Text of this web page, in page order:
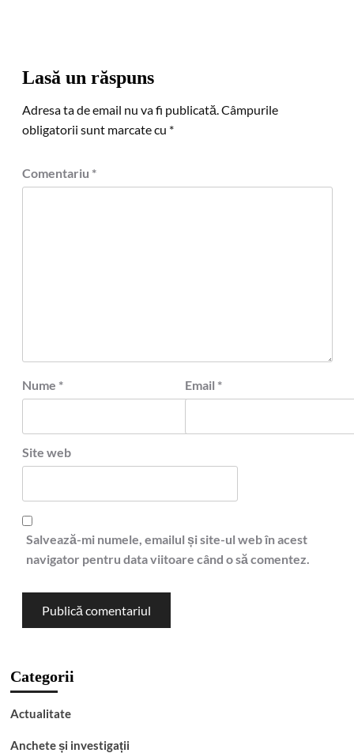
Lasă un răspuns
Adresa ta de email nu va fi publicată.Câmpurile
obligatorii sunt marcate cu *
Comentariu *
Nume * Email *
Site web
Salvează-mi numele, emailul și site-ul web în acest
navigator pentru data viitoare când o să comentez.
Categorii
Actualitate
Anchete și investigații